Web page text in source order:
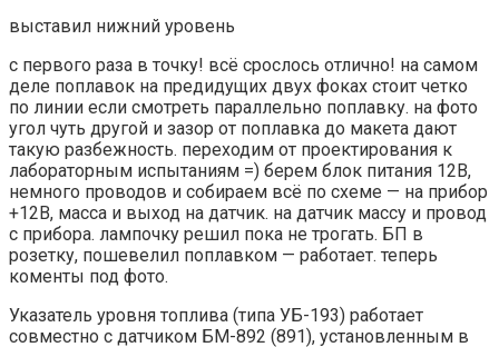
выставил нижний уровень
с первого раза в точку! всё срослось отлично! на самом
деле поплавок на предидущих двух фоках стоит четко
по линии если смотреть параллельно поплавку. на фото
угол чуть другой и зазор от поплавка до макета дают
такую разбежность. переходим от проектирования к
лабораторным испытаниям =) берем блок питания 12В,
немного проводов и собираем всё по схеме — на прибор
+12В, масса и выход на датчик. на датчик массу и провод
с прибора. лампочку решил пока не трогать. БП в
розетку, пошевелил поплавком — работает. теперь
коменты под фото.
Указатель уровня топлива (типа УБ-193) работает
совместно с датчиком БМ-892 (891), установленным в